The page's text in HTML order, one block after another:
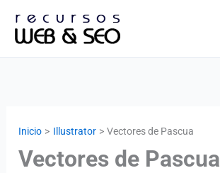
Inicio Illustrator Vectores de Pascua
Vectores de Pascua